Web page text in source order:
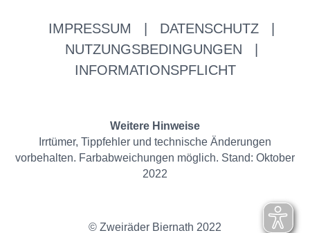
IMPRESSUM DATENSCHUTZ
NUTZUNGSBEDINGUNGEN
INFORMATIONSPFLICHT
Weitere Hinweise
Irrtümer, Tippfehler und technische Änderungen
vorbehalten. Farbabweichungen möglich. Stand: Oktober
2022
© Zweiräder Biernath 2022